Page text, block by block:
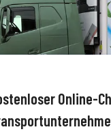
Online-